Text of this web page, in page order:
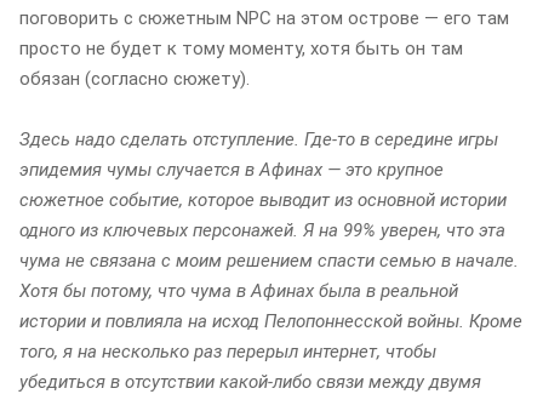
поговорить с сюжетным NPC на этом острове — его там
просто не будет к тому моменту, хотя быть он там
обязан (согласно сюжету).
Здесь надо сделать отступление. Где-то в середине игры
эпидемия чумы случается в Афинах — это крупное
сюжетное событие, которое выводит из основной истории
одного из ключевых персонажей. Я на 99% уверен, что эта
чума не связана с моим решением спасти семью в начале.
Хотя бы потому, что чума в Афинах была в реальной
истории и повлияла на исход Пелопоннесской войны. Кроме
того, я на несколько раз перерыл интернет, чтобы
убедиться в отсутствии какой-либо связи между двумя